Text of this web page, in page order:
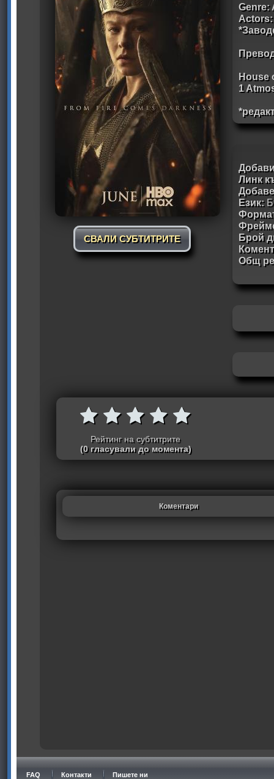
СВАЛИ СУБТИТРИТЕ
Genre:
Actors:
House
1
Линк
Език:
Брой
Общ
Рейтинг на субтитрите
(0 гласували до момента)
Коментари
FAQ Контакти Пишете ни